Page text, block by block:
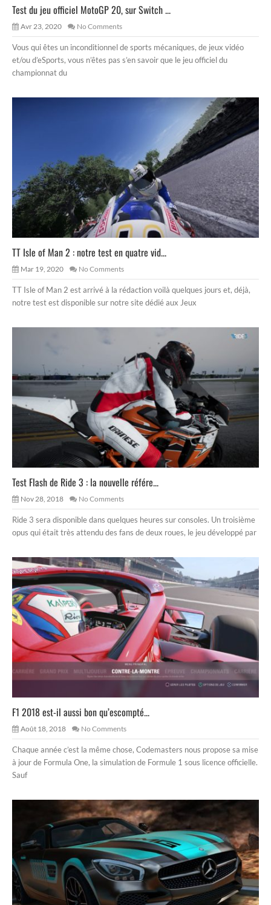
Test du jeu officiel MotoGP 20, sur Switch ...
Avr 23, 2020 No Comments
Vous qui êtes un inconditionnel de sports mécaniques, de jeux vidéo
et/ou d’eSports, vous n’êtes pas s’en savoir que le jeu officiel du
championnat du
TT Isle of Man 2 : notre test en quatre vid...
Mar 19, 2020 No Comments
TT Isle of Man 2 est arrivé à la rédaction voilà quelques jours et, déjà,
notre test est disponible sur notre site dédié aux Jeux
Test Flash de Ride 3 : la nouvelle référe...
Nov 28, 2018 No Comments
Ride 3 sera disponible dans quelques heures sur consoles. Un troisième
opus qui était très attendu des fans de deux roues, le jeu développé par
F1 2018 est-il aussi bon qu’escompté...
Août 18, 2018 No Comments
Chaque année c’est la même chose, Codemasters nous propose sa mise
à jour de Formula One, la simulation de Formule 1 sous licence officielle.
Sauf